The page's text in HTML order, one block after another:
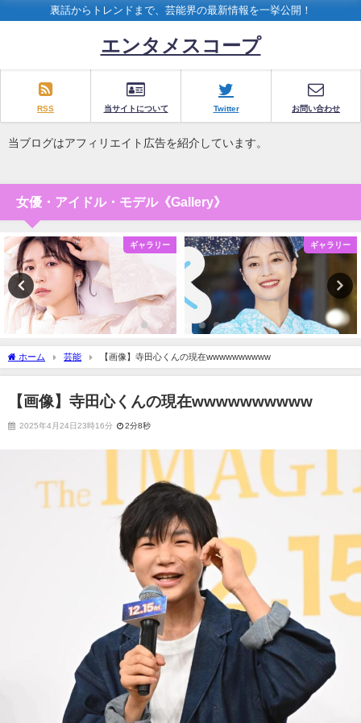
裏話からトレンドまで、芸能界の最新情報を一挙公開！
エンタメスコープ
RSS 当サイトについて Twitter お問い合わせ
当ブログはアフィリエイト広告を紹介しています。
女優・アイドル・モデル《Gallery》
ギャラリー ギャラリー
ホーム 芸能 【画像】寺田心くんの現在wwwwwwwwww
【画像】寺田心くんの現在wwwwwwwwww
2025年4月24日23時16分 2分8秒